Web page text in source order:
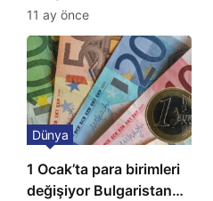
servetleri açıklandı:
Listede 2 Türk yıldız
bulunuyor
11 ay önce
1 Ocak’ta para birimleri
değişiyor Bulgaristan
Dünya